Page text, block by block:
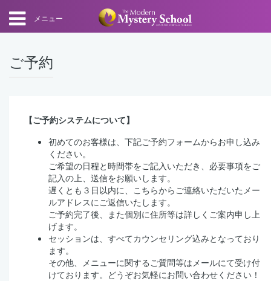
メニュー
ご予約
【ご予約システムについて】
初めてのお客様は、下記ご予約フォームからお申し込み
ください。
ご希望の日程と時間帯をご記入いただき、必要事項をご
記入の上、送信をお願いします。
遅くとも３日以内に、こちらからご連絡いただいたメー
ルアドレスにご返信いたします。
ご予約完了後、また個別に住所等は詳しくご案内申し上
げます。
セッションは、すべてカウンセリング込みとなっており
ます。
その他、メニューに関するご質問等はメールにて受け付
けております。どうぞお気軽にお問い合わせください！